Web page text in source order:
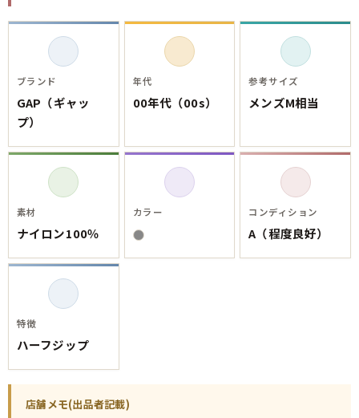
お客様の声
レビュー1万件突破
お気に入りリスト
会員登録
メルマガ登録
会社概要
古着卸売
特定商取引法に基づく表示
プライバシーポリシー
お問い合わせ
ブランド
GAP（ギャッ
プ）
年代
00年代（00s）
参考サイズ
メンズM相当
素材
ナイロン100％
カラー コンディション
A（程度良好）
特徴
ハーフジップ
店舗メモ(出品者記載)